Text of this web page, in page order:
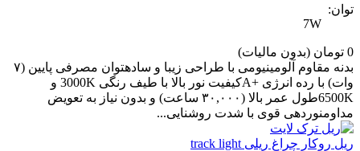
توان:
7W
0 تومان
(بدون مالیات)
بدنه مقاوم آلومینیومی با طراحی زیبا و سادهتوان مصرفی پایین (۷
وات) با رده انرژی +Aکیفیت نور بالا با طیف رنگی 3000K و
6500Kطول عمر بالا (۳۰,۰۰۰ ساعت) و بدون نیاز به تعویض
مداومنوردهی قوی با شدت روشنایی...
ریل روکار چراغ ریلی track light